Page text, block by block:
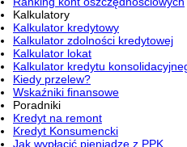
Kalkulatory
Kalkulator kredytowy
Kalkulator zdolności kredytowej
Kalkulator lokat
Kalkulator kredytu
Kiedy przelew?
Wskaźniki finansowe
Poradniki
Kredyt na remont
Kredyt Konsumencki
Jak wypłacić pieniądze z PPK